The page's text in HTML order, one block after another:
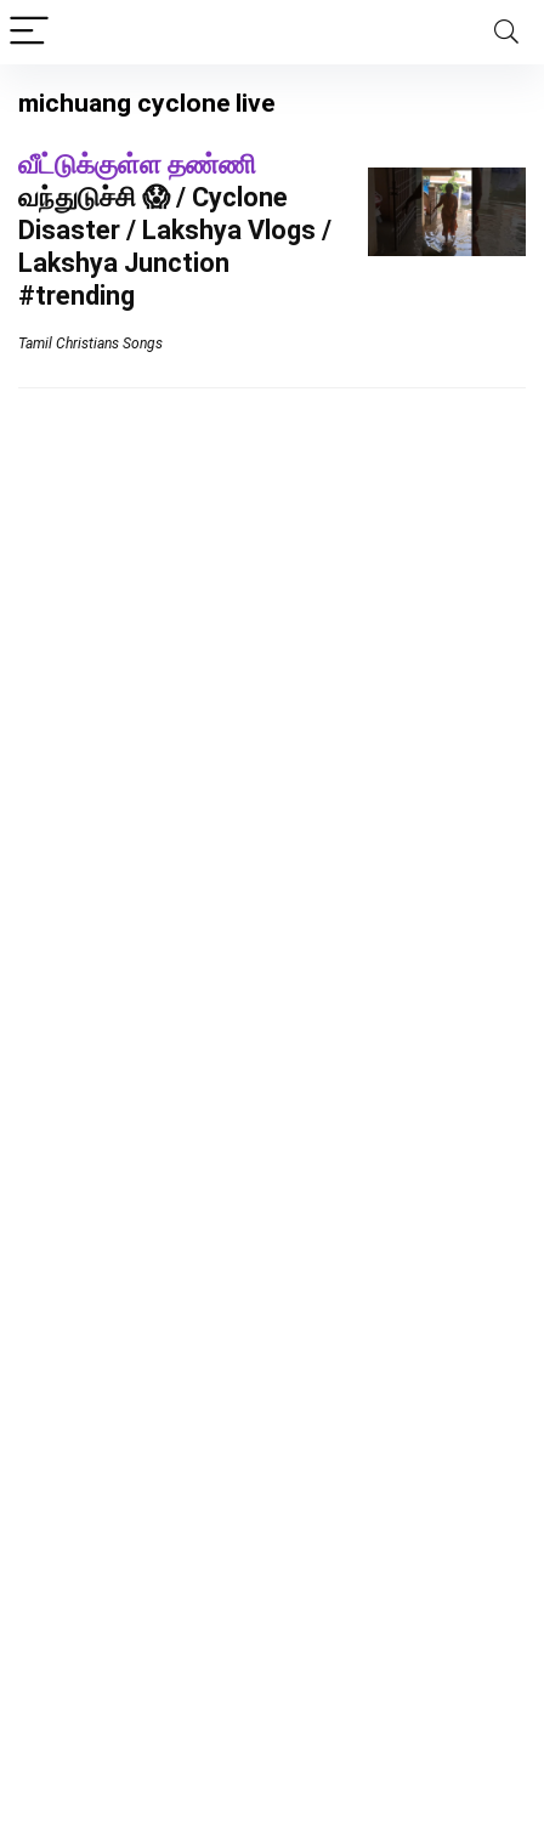
michuang cyclone live
வீட்டுக்குள்ள தண்ணி
வந்துடுச்சி 😱 / Cyclone
Disaster / Lakshya Vlogs /
Lakshya Junction
#trending
Tamil Christians Songs